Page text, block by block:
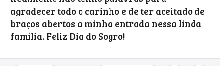
agradecer todo o carinho e de ter aceitado de
braços abertos a minha entrada nessa linda
família. Feliz Dia do Sogro!